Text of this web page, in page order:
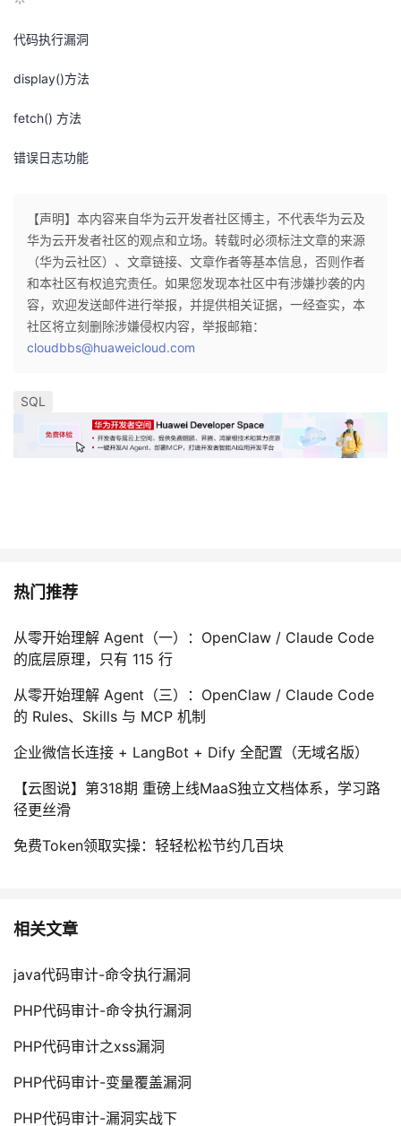
代码执行漏洞
display()方法
fetch() 方法
错误日志功能
【声明】本内容来自华为云开发者社区博主，不代表华为云及
华为云开发者社区的观点和立场。转载时必须标注文章的来源
（华为云社区）、文章链接、文章作者等基本信息，否则作者
和本社区有权追究责任。如果您发现本社区中有涉嫌抄袭的内
容，欢迎发送邮件进行举报，并提供相关证据，一经查实，本
社区将立刻删除涉嫌侵权内容，举报邮箱：
cloudbbs@huaweicloud.com
SQL
热门推荐
从零开始理解 Agent（一）：OpenClaw / Claude Code
的底层原理，只有 115 行
从零开始理解 Agent（三）：OpenClaw / Claude Code
的 Rules、Skills 与 MCP 机制
企业微信长连接 + LangBot + Dify 全配置（无域名版）
【云图说】第318期 重磅上线MaaS独立文档体系，学习路
径更丝滑
免费Token领取实操：轻轻松松节约几百块
相关文章
java代码审计-命令执行漏洞
PHP代码审计-命令执行漏洞
PHP代码审计之xss漏洞
PHP代码审计-变量覆盖漏洞
PHP代码审计-漏洞实战下